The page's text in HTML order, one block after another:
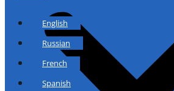
English
Russian
French
Spanish